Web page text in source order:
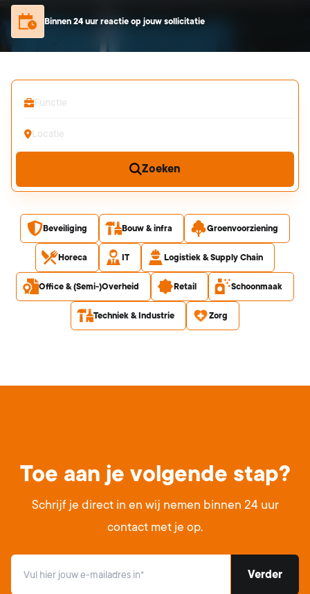
Binnen 24 uur reactie op jouw sollicitatie
Search Job
Plaatsnaam
Zoeken
Beveiliging Bouw & infra Groenvoorziening
Horeca IT Logistiek & Supply Chain
Office & (Semi-)Overheid Retail Schoonmaak
Techniek & Industrie Zorg
Toe aan je volgende stap?
Schrijf je direct in en wij nemen binnen 24 uur
contact met je op.